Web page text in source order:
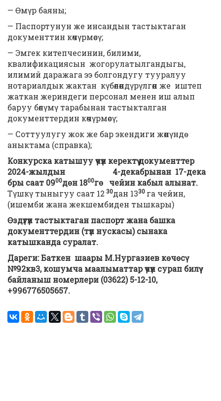
— Өмүр баяны;
— Паспортунун же инсандын тастыктаган
документтин көчүрмөсү;
— Эмгек китепчесинин, билими,
квалификациясын жогорулатылгандыгы,
илимий даражага ээ болгондугу тууралуу
нотариалдык жактан күбөлөндүрүлгөн же иштеп
жаткан жериндеги персонал менен иш алып
баруу бөлүмү тарабынан тастыкталган
документтердин көчүрмөсү;
— Соттуулугу жок же бар экендиги жөнүндө
аныктама (справка);
Конкурска катышуу үчүн керектүү документтер
2024-жылдын 4-декабрынан 17-дека
бры саат 0900дөн 1800гө
чейин кабыл алынат.
Түшкү тыныгуу саат 12 30дан 1330 га чейин,
(ишемби жана жекшембиден тышкары)
Өздүгүн тастыктаган паспорт жана башка
документтердин (түп нускасы) сынака
катышканда суралат.
Дареги: Баткен шаары М.Нургазиев көчөсү
№92кв3, кошумча маалыматтар үчүн сурап билүү
байланыш номерлери (03622) 5-12-10,
+996776505657.